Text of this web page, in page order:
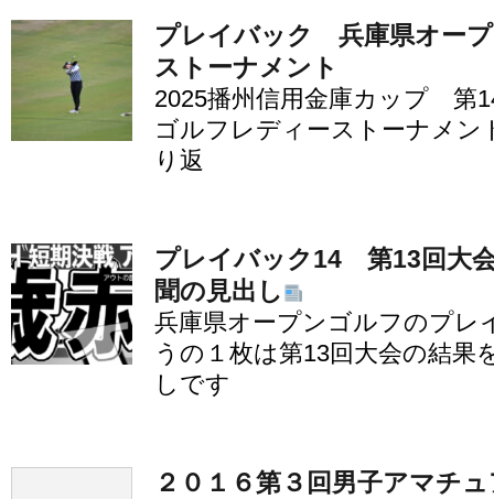
プレイバック 兵庫県オー
ストーナメント
2025播州信用金庫カップ 第
ゴルフレディーストーナメン
り返
プレイバック14 第13回大
聞の見出し
兵庫県オープンゴルフのプレ
うの１枚は第13回大会の結果
しです
２０１６第３回男子アマチ